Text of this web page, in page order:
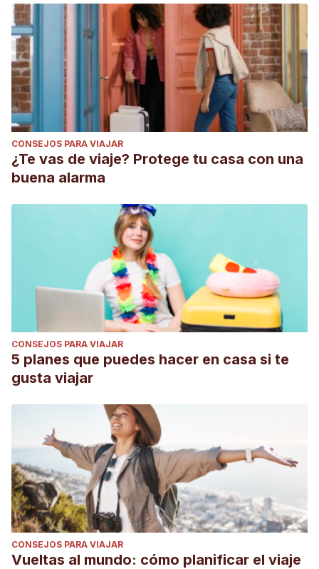
CONSEJOS PARA VIAJAR
¿Te vas de viaje? Protege tu casa con una
buena alarma
CONSEJOS PARA VIAJAR
5 planes que puedes hacer en casa si te
gusta viajar
CONSEJOS PARA VIAJAR
Vueltas al mundo: cómo planificar el viaje